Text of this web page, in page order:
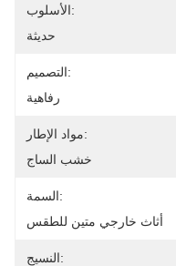
الأسلوب:
حديثة
التصميم:
رفاهية
مواد الإطار:
خشب الساج
السمة:
أثاث خارجي متين للطقس
النسيج: